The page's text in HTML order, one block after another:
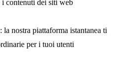
contenuti dei siti web
nostra piattaforma istantanea ti
per i tuoi utenti